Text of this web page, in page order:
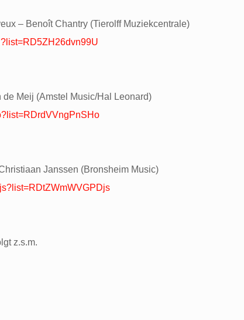
– Benoît Chantry (Tierolff Muziekcentrale)
Meij (Amstel Music/Hal Leonard)
Janssen (Bronsheim Music)
z.s.m.